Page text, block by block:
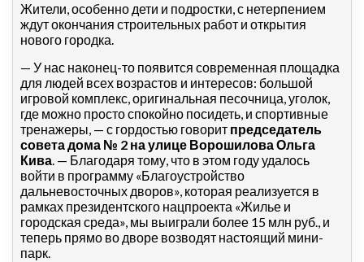
Жители, особенно дети и подростки, с нетерпением
ждут окончания строительных работ и открытия
нового городка.
— У нас наконец-то появится современная площадка
для людей всех возрастов и интересов: большой
игровой комплекс, оригинальная песочница, уголок,
где можно просто спокойно посидеть, и спортивные
тренажеры, — с гордостью говорит председатель
совета дома № 2 на улице Ворошилова Ольга
Кива. — Благодаря тому, что в этом году удалось
войти в программу «Благоустройство
дальневосточных дворов», которая реализуется в
рамках президентского нацпроекта «Жилье и
городская среда», мы выиграли более 15 млн руб., и
теперь прямо во дворе возводят настоящий мини-
парк.